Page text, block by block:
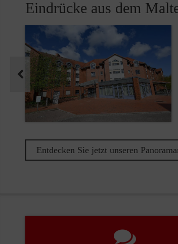
Eindrücke aus dem
Pause
Entdecken Sie jetzt unseren